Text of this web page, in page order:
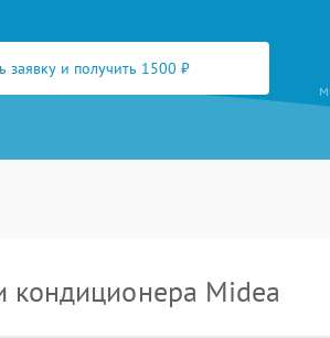
заявку и получить 1500 ₽
кондиционера Midea